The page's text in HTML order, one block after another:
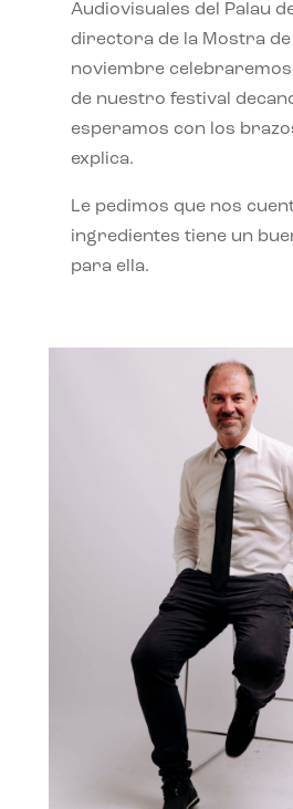
Audiovisuales del Palau
directora de la Mostra de
noviembre celebraremos
de nuestro festival
esperamos con los
explica.
Le pedimos que nos
ingredientes tiene un
para ella.